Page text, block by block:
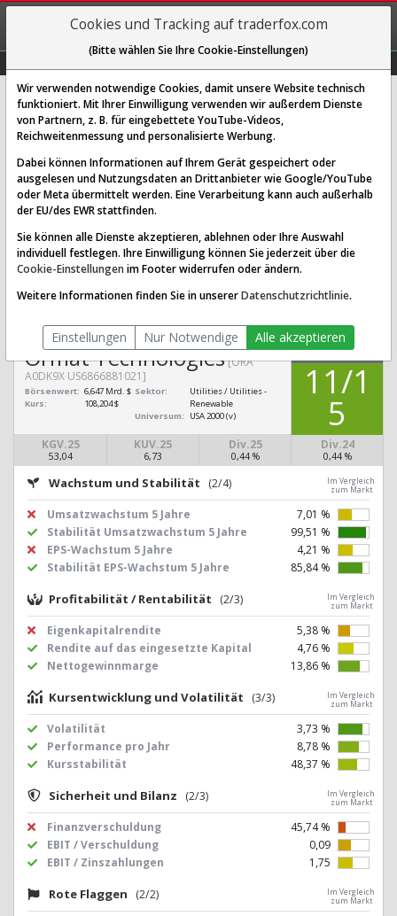
REGIS-
TRIEREN
Ormat Technologies Aktie:
Realtime-Kurs & Analyse (A0DK9X
| ORA)
SCORING SYSTEMS:
Qualitäts-Check Dividenden-Check
Wachstums-Check
geeignet?
Ormat Technologies[ORA
A0DK9X US6866881021]
Börsenwert: 6,647 Mrd. $
Kurs:
108,204 $
Sektor:
Utilities / Utilities -
Renewable
Universum:
USA 2000 (v)
KGV.25
53,04
KUV.25
6,73
Div.25
0,44 %
Div.24
0,44 %
QUALITÄTS-
11/1
5
Wachstum und Stabilität (2/4)
Im Vergleich
zum Markt
Umsatzwachstum 5 Jahre
7,01 %
Stabilität Umsatzwachstum 5 Jahre
99,51 %
EPS-Wachstum 5 Jahre
4,21 %
Stabilität EPS-Wachstum 5 Jahre
85,84 %
Profitabilität / Rentabilität (2/3)
Im Vergleich
zum Markt
Eigenkapitalrendite
5,38 %
Rendite auf das eingesetzte Kapital
4,76 %
Nettogewinnmarge
13,86 %
Kursentwicklung und Volatilität (3/3)
Im Vergleich
zum Markt
Volatilität
3,73 %
Performance pro Jahr
8,78 %
Kursstabilität
48,37 %
Sicherheit und Bilanz (2/3)
Im Vergleich
zum Markt
Finanzverschuldung
45,74 %
EBIT / Verschuldung
0,09
EBIT / Zinszahlungen
1,75
Rote Flaggen (2/2)
Im Vergleich
zum Markt
Cookies und Tracking auf traderfox.com
(Bitte wählen Sie Ihre Cookie-Einstellungen)
Wir verwenden notwendige Cookies, damit unsere Website technisch
funktioniert. Mit Ihrer Einwilligung verwenden wir außerdem Dienste
von Partnern, z. B. für eingebettete YouTube-Videos,
Reichweitenmessung und personalisierte Werbung.
Dabei können Informationen auf Ihrem Gerät gespeichert oder
ausgelesen und Nutzungsdaten an Drittanbieter wie Google/YouTube
oder Meta übermittelt werden. Eine Verarbeitung kann auch außerhalb
der EU/des EWR stattfinden.
Sie können alle Dienste akzeptieren, ablehnen oder Ihre Auswahl
individuell festlegen. Ihre Einwilligung können Sie jederzeit über die
Cookie-Einstellungen im Footer widerrufen oder ändern.
Weitere Informationen finden Sie in unsererDatenschutzrichtlinie.
Einstellungen Nur Notwendige Alle akzeptieren